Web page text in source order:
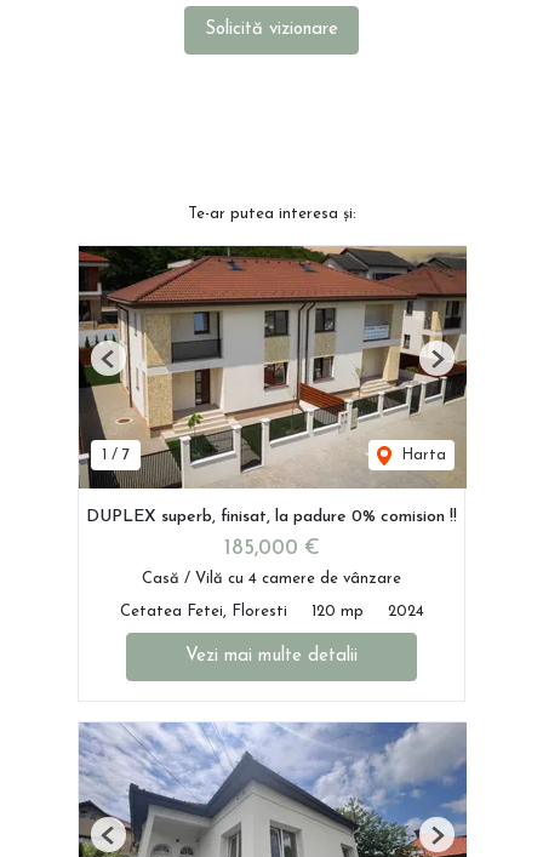
Solicită vizionare
Te-ar putea interesa și:
/ 7 Harta
Previous Next
DUPLEX superb, finisat, la padure 0% comision !!
185,000 €
Casă / Vilă cu 4 camere de vânzare
Cetatea Fetei, Floresti 120 mp 2024
Vezi mai multe detalii
Previous Next